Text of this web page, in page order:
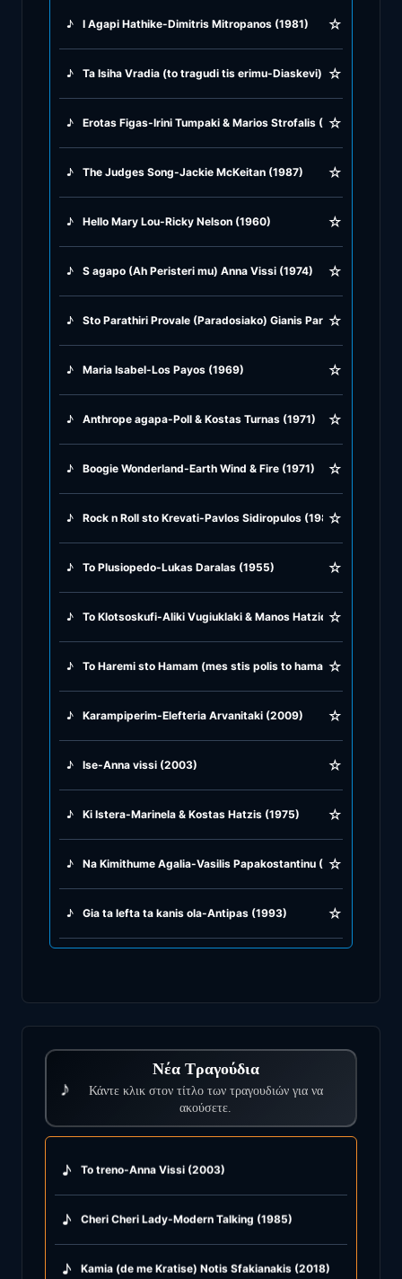
♪ I Agapi Hathike-Dimitris Mitropanos (1981) ☆
♪ Ta Isiha Vradia (to tragudi tis erimu-Diaskevi) Gadjo Dilo
☆
♪ Erotas Figas-Irini Tumpaki & Marios Strofalis (2022)
☆
♪ The Judges Song-Jackie McKeitan (1987) ☆
♪ Hello Mary Lou-Ricky Nelson (1960) ☆
♪ S agapo (Ah Peristeri mu) Anna Vissi (1974) ☆
♪ Sto Parathiri Provale (Paradosiako) Gianis Parios (1982)
☆
♪ Maria Isabel-Los Payos (1969) ☆
♪ Anthrope agapa-Poll & Kostas Turnas (1971) ☆
♪ Boogie Wonderland-Earth Wind & Fire (1971) ☆
♪ Rock n Roll sto Krevati-Pavlos Sidiropulos (1985)
☆
♪ To Plusiopedo-Lukas Daralas (1955) ☆
♪ To Klotsoskufi-Aliki Vugiuklaki & Manos Hatzidakis (1960)
☆
♪ To Haremi sto Hamam (mes stis polis to hamam) Anestis
☆
♪ Karampiperim-Elefteria Arvanitaki (2009) ☆
♪ Ise-Anna vissi (2003) ☆
♪ Ki Istera-Marinela & Kostas Hatzis (1975) ☆
♪ Na Kimithume Agalia-Vasilis Papakostantinu (2007)
☆
♪ Gia ta lefta ta kanis ola-Antipas (1993) ☆
♪ Greek Traditional
♪ Greek Tsifteteli
♪ Greek Zeibekiko
♪ Instrumentals
♪ Jazz & Swing
♪ Latin Classics
♪ Pop & Dance
♪ Rock and Roll
♪ Rock Ballads
♪ Rock Music
♪ Tango, Bolero & Polka
♪
Νέα Τραγούδια
Κάντε κλικ στον τίτλο των τραγουδιών για να
ακούσετε.
♪ To treno-Anna Vissi (2003)
♪ Cheri Cheri Lady-Modern Talking (1985)
♪ Kamia (de me Kratise) Notis Sfakianakis (2018)